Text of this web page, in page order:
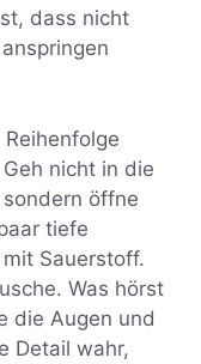
dass nicht
nicht in die
öffne
tiefe
Sauerstoff.
Was hörst
die Augen und
Detail wahr,